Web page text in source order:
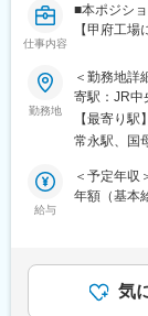
らサービ
の品質を
■研修制度：
先輩社員
す。未経験
コールセン
業界の中
サービス
仕事内容
■本ポジシ
【甲府工
40～50名
いた原価管
活かせる
ションです。
製造、購買
ケーショ
実際原価と
棚卸差異
単なる原価
課題と数
つなげてい
勤務地
＜勤務地詳
寄駅：JR中
囲：会社の
【最寄り駅】
常永駅、国
給与
＜予定年収
年額（基本
気